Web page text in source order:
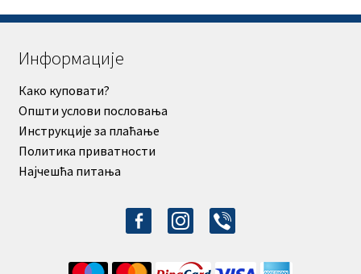
Информације
Како куповати?
Општи услови пословања
Инструкције за плаћање
Политика приватности
Најчешћа питања
facebook-
alt
instagram
viber